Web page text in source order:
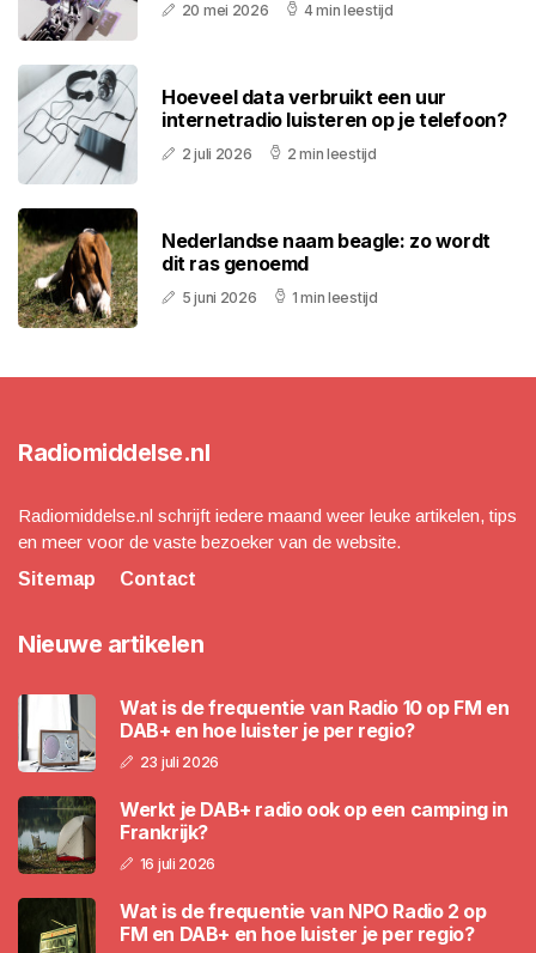
20 mei 2026 4 min leestijd
Hoeveel data verbruikt een uur
internetradio luisteren op je telefoon?
2 juli 2026 2 min leestijd
Nederlandse naam beagle: zo wordt
dit ras genoemd
5 juni 2026 1 min leestijd
Radiomiddelse.nl
Radiomiddelse.nl schrijft iedere maand weer leuke artikelen, tips
en meer voor de vaste bezoeker van de website.
Sitemap
Contact
Nieuwe artikelen
Wat is de frequentie van Radio 10 op FM en
DAB+ en hoe luister je per regio?
23 juli 2026
Werkt je DAB+ radio ook op een camping in
Frankrijk?
16 juli 2026
Wat is de frequentie van NPO Radio 2 op
FM en DAB+ en hoe luister je per regio?